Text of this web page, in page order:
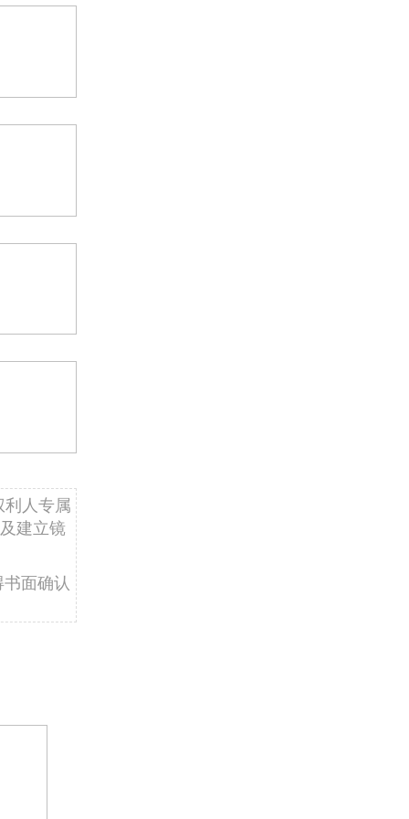
人专属
建立镜
书面确认